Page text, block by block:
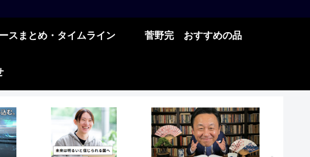
スまとめ・タイムライン 菅野完 おすすめの品